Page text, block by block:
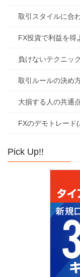
取引スタイルに合
FX投資で利益を得
負けないテクニック
取引ルールの決め
大損する人の共通
FXのデモトレード
Pick Up!!